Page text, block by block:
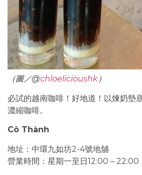
（圖／@chloelicioushk ）
必試的越南咖啡！好地道！以煉奶墊
濃縮咖啡。
Cô Thành
地址：中環九如坊2-4號地舖
營業時間：星期一至日12:00 – 22:00